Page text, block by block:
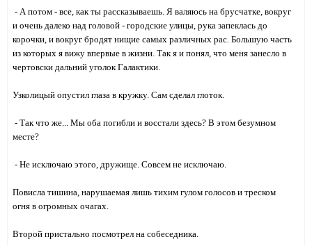
- А потом - все, как ты рассказываешь. Я валяюсь на брусчатке, вокруг
и очень далеко над головой - городские улицы, рука запеклась до
корочки, и вокруг бродят нищие самых различных рас. Большую часть
из которых я вижу впервые в жизни. Так я и понял, что меня занесло в
чертовски дальний уголок Галактики.
Узколицый опустил глаза в кружку. Сам сделал глоток.
- Так что же... Мы оба погибли и восстали здесь? В этом безумном
месте?
- Не исключаю этого, дружище. Совсем не исключаю.
Повисла тишина, нарушаемая лишь тихим гулом голосов и треском
огня в огромных очагах.
Второй пристально посмотрел на собеседника.